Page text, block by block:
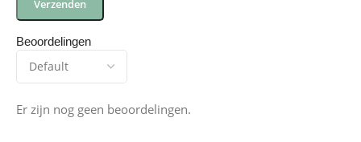
Beoordelingen
Er zijn nog geen beoordelingen.